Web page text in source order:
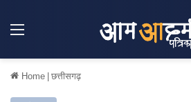
Menu
Home छत्तीसगढ़